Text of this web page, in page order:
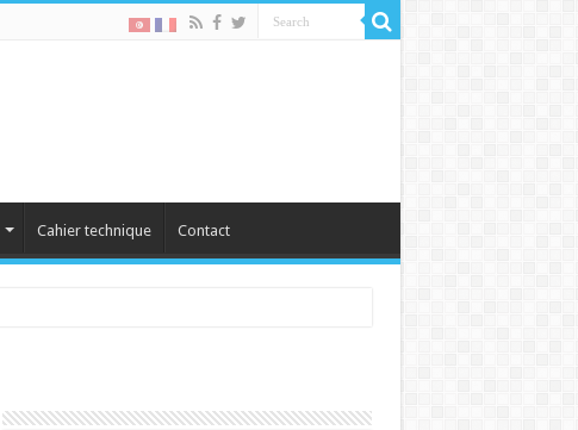
Cahier technique Contact